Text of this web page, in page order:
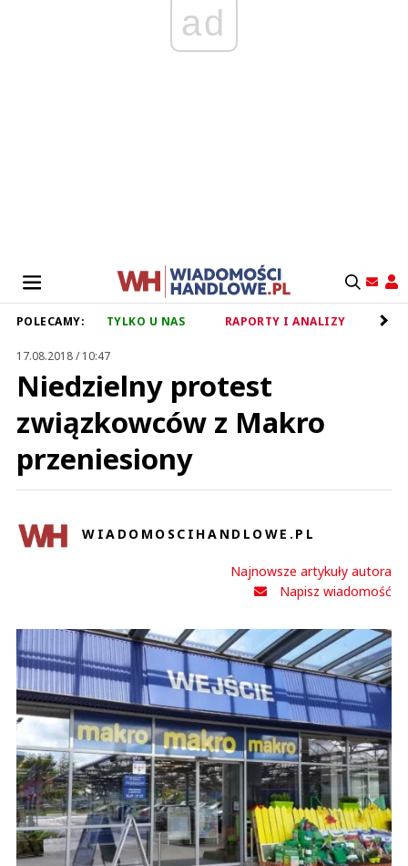
ad
POLECAMY: TYLKO U NAS RAPORTY I ANALIZY
17.08.2018 / 10:47
Niedzielny protest
związkowców z Makro
przeniesiony
WIADOMOSCIHANDLOWE.PL
Najnowsze artykuły autora
Napisz wiadomość